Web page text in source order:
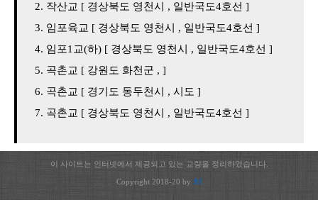
작산교 [ 경상북도 영천시 , 일반국도4호선 ]
임포육교 [ 경상북도 영천시 , 일반국도4호선 ]
임포1교(하) [ 경상북도 영천시 , 일반국도4호선 ]
곡촌교 [ 강원도 화천군 , ]
곡촌교 [ 경기도 동두천시 , 시도 ]
곡촌교 [ 경상북도 영천시 , 일반국도4호선 ]
이 사이트는 인터넷에서 제공되고 있는 교량을 정리하였습니다.
Copyright 2018-20 by JH